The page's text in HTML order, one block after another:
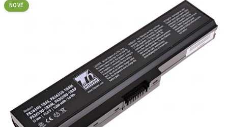
hvězdiček.
NOVÉ